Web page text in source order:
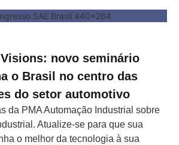
novo seminário
o Brasil no centro das
do setor automotivo
da PMA Automação Industrial sobre
Atualize-se para que sua
o melhor da tecnologia à sua